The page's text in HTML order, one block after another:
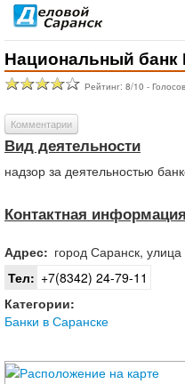
Национальный
Рейтинг: 8/10 -
Комментарии
Вид деятельности
надзор за деятельностью
Контактная информация
Адрес: город Саранск, улица
Тел: +7(8342) 24-79-11
Категории:
Банки в Саранске